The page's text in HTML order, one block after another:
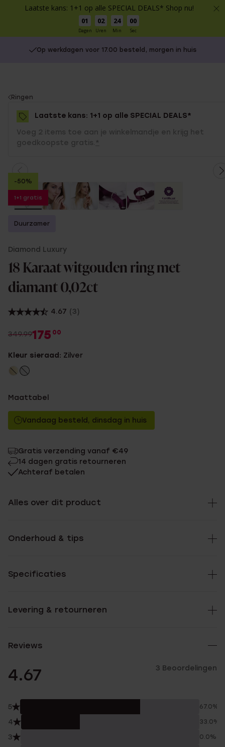
Laatste kans: 1+1 op alle SPECIAL DEALS* Shop nu!
01
Dagen
02
Uren
23
Min
59
Sec
Op werkdagen voor 17.00 besteld, morgen in huis
You
are
here:
Ringen
Laatste kans: 1+1 op alle SPECIAL DEALS*
Voeg 2 items toe aan je winkelmandje en krijg het
goedkoopste gratis. *
-50%
1+1 gratis
Duurzamer
Diamond Luxury
18 Karaat witgouden ring met
diamant 0,02ct
4.67 (3)
349.99175 00
Kleur sieraad: Zilver
Maattabel
Vandaag besteld, dinsdag in huis
Gratis verzending vanaf €49
14 dagen gratis retourneren
Achteraf betalen
Alles over dit product
Onderhoud & tips
Specificaties
Levering & retourneren
Reviews
4.67 3 Beoordelingen
5 67.0%
4 33.0%
3 0.0%